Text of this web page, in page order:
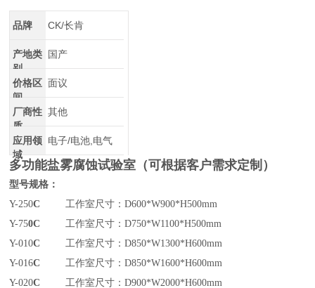
品牌 CK/长肯
产地类
别
国产
价格区
间
面议
厂商性
质
其他
应用领
域
电子/电池,电气
多功能盐雾腐蚀试验室 （可根据客户需求定制）
型号规格：
Y-250C 工作室尺寸：D600*W900*H500mm
Y-750C 工作室尺寸：D750*W1100*H500mm
Y-010C 工作室尺寸：D850*W1300*H600mm
Y-016C 工作室尺寸：D850*W1600*H600mm
Y-020C 工作室尺寸：D900*W2000*H600mm